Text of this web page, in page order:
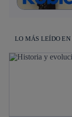
LO MÁS LEÍDO